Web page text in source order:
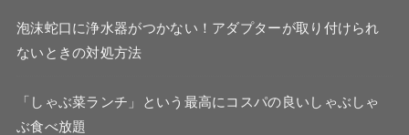
泡沫蛇口に浄水器がつかない！アダプターが取り付けられ
ないときの対処方法
「しゃぶ菜ランチ」という最高にコスパの良いしゃぶしゃ
ぶ食べ放題